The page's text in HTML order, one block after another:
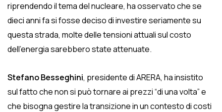
riprendendo il tema del nucleare, ha osservato che se
dieci anni fa si fosse deciso di investire seriamente su
questa strada, molte delle tensioni attuali sul costo
dell’energia sarebbero state attenuate.
Stefano Besseghini, presidente di ARERA, ha insistito
sul fatto che non si può tornare ai prezzi “di una volta” e
che bisogna gestire la transizione in un contesto di costi